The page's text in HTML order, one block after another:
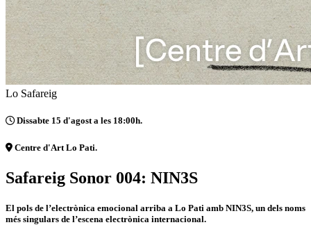
Lo Safareig
Dissabte 15 d'agost a les 18:00h.
Centre d'Art Lo Pati.
Safareig Sonor 004: NIN3S
El pols de l’electrònica emocional arriba a Lo Pati amb NIN3S, un dels noms
més singulars de l’escena electrònica internacional.